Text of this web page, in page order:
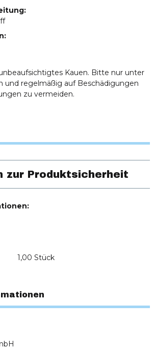
Kauen. Bitte nur unter
und regelmäßig auf Beschädigungen
zu vermeiden.
zur Produktsicherheit
1,00 Stück